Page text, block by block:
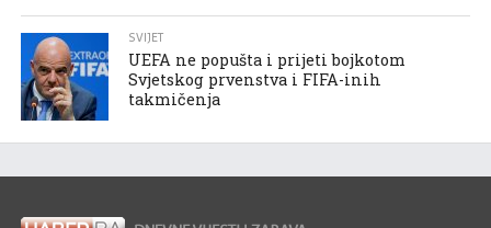
SVIJET
UEFA ne popušta i prijeti bojkotom
Svjetskog prvenstva i FIFA-inih
takmičenja